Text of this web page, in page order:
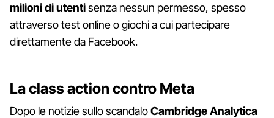
milioni di utentisenza nessun permesso, spesso
attraverso test online o giochi a cui partecipare
direttamente da Facebook.
La class action contro Meta
Dopo le notizie sullo scandaloCambridge Analytica